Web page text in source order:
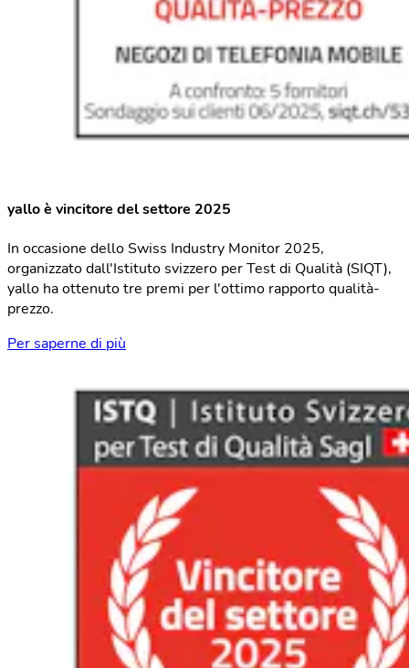
yallo è vincitore del settore 2025
In occasione dello Swiss Industry Monitor 2025,
organizzato dall'Istituto svizzero per Test di Qualità (SIQT),
yallo ha ottenuto tre premi per l'ottimo rapporto qualità-
prezzo.
Per saperne di più